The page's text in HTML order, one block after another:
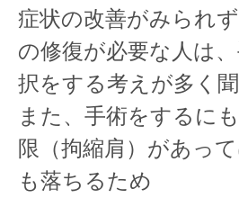
症状の改善がみられ
の修復が必要な人は
択をする考えが多く
また、手術をするに
限（拘縮肩）があっ
も落ちるため